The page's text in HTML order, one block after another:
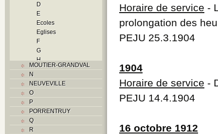
D
E
Ecoles
Eglises
F
G
H
Histoire
Industrie
M
MOUTIER-GRANDVAL
N
NEUVEVILLE
O
P
PORRENTRUY
Q
R
Horaire de service -
prolongation des
PEJU 25.3.1904
1904
Horaire de service -
PEJU 14.4.1904
16 octobre 1912